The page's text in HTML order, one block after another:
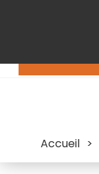
Accueil >